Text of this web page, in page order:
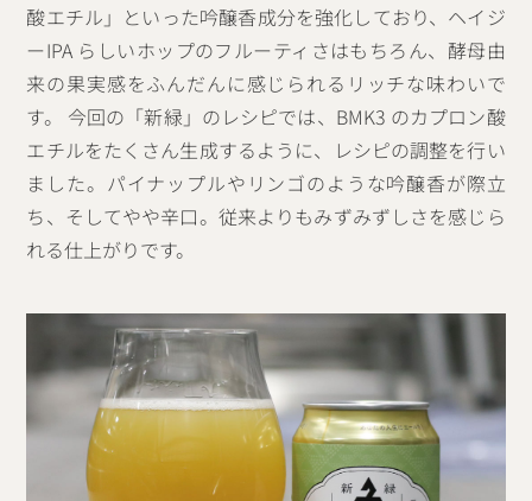
酸エチル」といった吟醸香成分を強化しており、ヘイジ
ーIPA らしいホップのフルーティさはもちろん、酵母由
来の果実感をふんだんに感じられるリッチな味わいで
す。 今回の「新緑」のレシピでは、BMK3 のカプロン酸
エチルをたくさん生成するように、レシピの調整を行い
ました。パイナップルやリンゴのような吟醸香が際立
ち、そしてやや辛口。従来よりもみずみずしさを感じら
れる仕上がりです。